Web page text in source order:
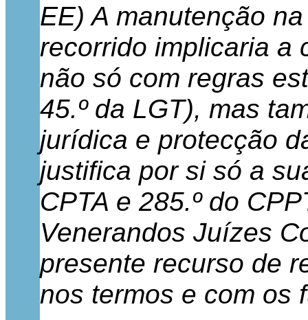
EE) A manutenção
recorrido implicaria a
não só com regras
45.º da LGT), mas
jurídica e protecção
justifica por si só a
CPTA e 285.º do
Venerandos Juízes
presente recurso de
nos termos e com os